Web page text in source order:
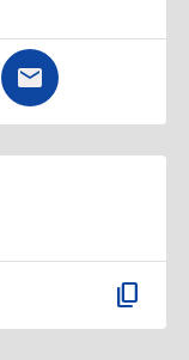
content_copy